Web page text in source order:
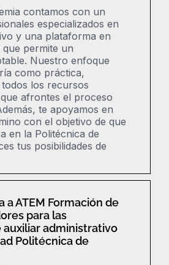
contamos con un
especializados en
y una plataforma en
que permite un
Nuestro enfoque
como práctica,
los recursos
afrontes el proceso
te apoyamos en
con el objetivo de que
en la Politécnica de
tus posibilidades de
a ATEM Formación de
para las
auxiliar administrativo
Politécnica de